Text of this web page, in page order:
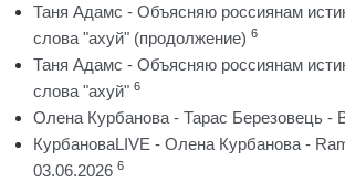
Таня Адамс - Объясняю россиянам
слова "ахуй" (продолжение) 6
Таня Адамс - Объясняю россиянам
слова "ахуй" 6
Олена Курбанова - Тарас Березовець -
КурбановаLIVE - Олена Курбанова -
03.06.2026 6